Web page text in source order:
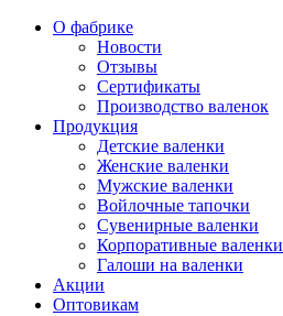
О фабрике
Новости
Отзывы
Сертификаты
Производство валенок
Продукция
Детские валенки
Женские валенки
Мужские валенки
Войлочные тапочки
Сувенирные валенки
Корпоративные валенки
Галоши на валенки
Акции
Оптовикам